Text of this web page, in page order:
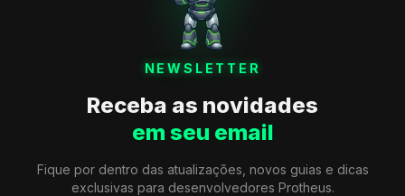
NEWSLETTER
Receba as novidades
em seu email
Fique por dentro das atualizações, novos guias e dicas
exclusivas para desenvolvedores Protheus.